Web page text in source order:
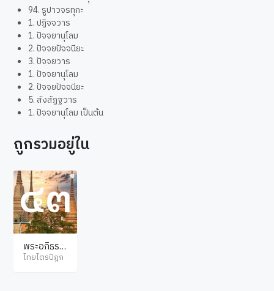
94. รูปาวจรทุกะ
1. ปฏิจจวาร
1. ปัจจยานุโลม
2. ปัจจยปัจจนียะ
3. ปัจจยวาร
1. ปัจจยานุโลม
2. ปัจจยปัจจนียะ
5. สังสัฏฐวาร
1. ปัจจยานุโลม เป็นต้น
ถูกรวมอยู่ใน
พระอภิธรร
มปิฎก ปัฏฐ
ไทยไตรปิฎก